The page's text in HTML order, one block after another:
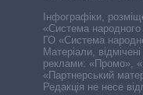
Інфографіки,
«Система народного
ГО «Система
Матеріали,
реклами: «Промо»,
«Партнерський
Редакція не несе